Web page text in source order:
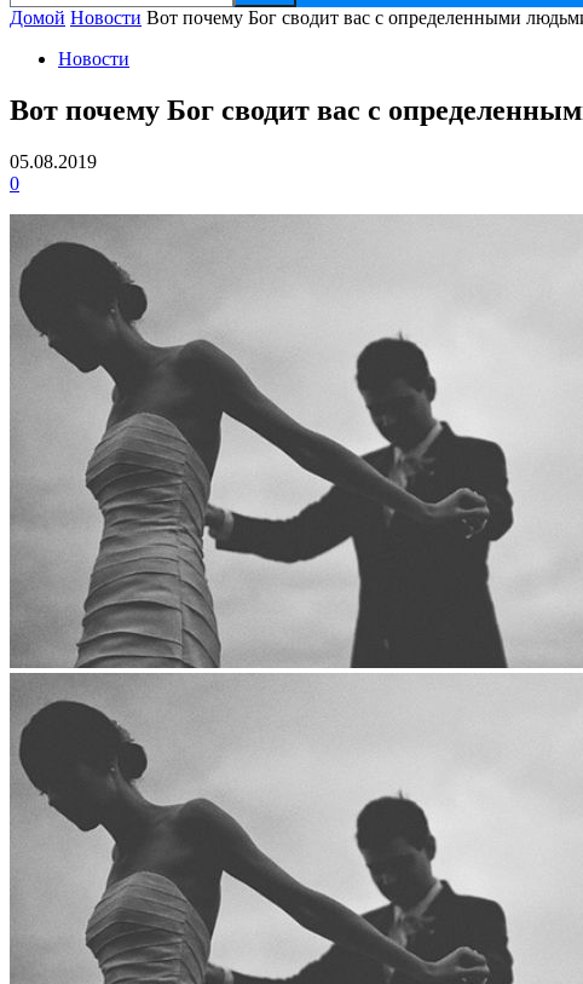
Домой Новости Вот почему Бог сводит вас с определенными
Новости
Вот почему Бог сводит вас с
05.08.2019
0